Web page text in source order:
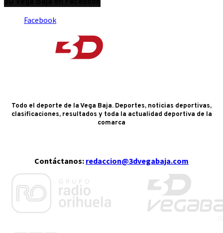
Facebook
Todo el deporte de la Vega Baja. Deportes, noticias deportivas,
clasificaciones, resultados y toda la actualidad deportiva de la
comarca
Contáctanos: redaccion@3dvegabaja.com